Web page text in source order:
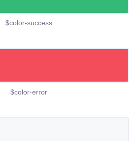
$color-success
$color-error